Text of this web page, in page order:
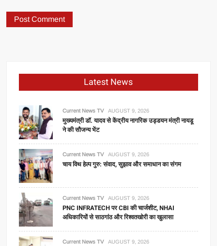
Latest News
Current News TV AUGUST 9, 2026
मुख्यमंत्री डॉ. यादव से केंद्रीय नागरिक उड्डयन मंत्री नायडू
ने की सौजन्य भेंट
Current News TV AUGUST 9, 2026
चाय विथ हेल्प गुरु: संवाद, सुझाव और समाधान का संगम
Current News TV AUGUST 9, 2026
PNC INFRATECH पर CBI की चार्जशीट, NHAI
अधिकारियों से साठगांठ और रिश्वतखोरी का खुलासा
Current News TV AUGUST 9, 2026